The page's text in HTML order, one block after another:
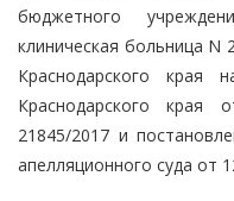
бюджетного
клиническая больница N
Краснодарского края
Краснодарского
21845/2017 и
апелляционного суда от